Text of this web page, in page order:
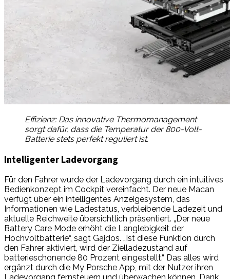
Effizienz: Das innovative Thermomanagement
sorgt dafür, dass die Temperatur der 800-Volt-
Batterie stets perfekt reguliert ist.
Intelligenter Ladevorgang
Für den Fahrer wurde der Ladevorgang durch ein intuitives
Bedienkonzept im Cockpit vereinfacht. Der neue Macan
verfügt über ein intelligentes Anzeigesystem, das
Informationen wie Ladestatus, verbleibende Ladezeit und
aktuelle Reichweite übersichtlich präsentiert. „Der neue
Battery Care Mode erhöht die Langlebigkeit der
Hochvoltbatterie“, sagt Gajdos. „Ist diese Funktion durch
den Fahrer aktiviert, wird der Zielladezustand auf
batterieschonende 80 Prozent eingestellt.“ Das alles wird
ergänzt durch die My Porsche App, mit der Nutzer ihren